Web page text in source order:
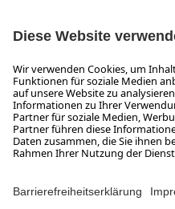
Infos zum
Aktuelle